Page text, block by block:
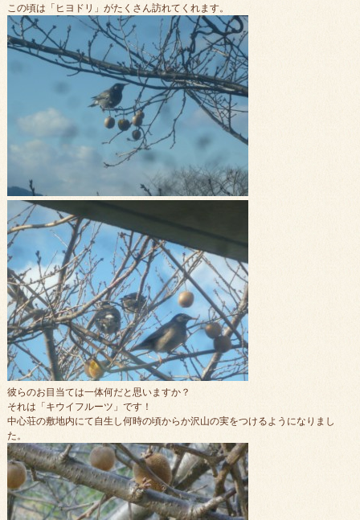
この頃は「ヒヨドリ」がたくさん訪れてくれます。
彼らのお目当ては一体何だと思いますか？
それは「キウイフルーツ」です！
中心荘の敷地内にて自生し何時の頃からか沢山の実をつけるようになりまし
た。